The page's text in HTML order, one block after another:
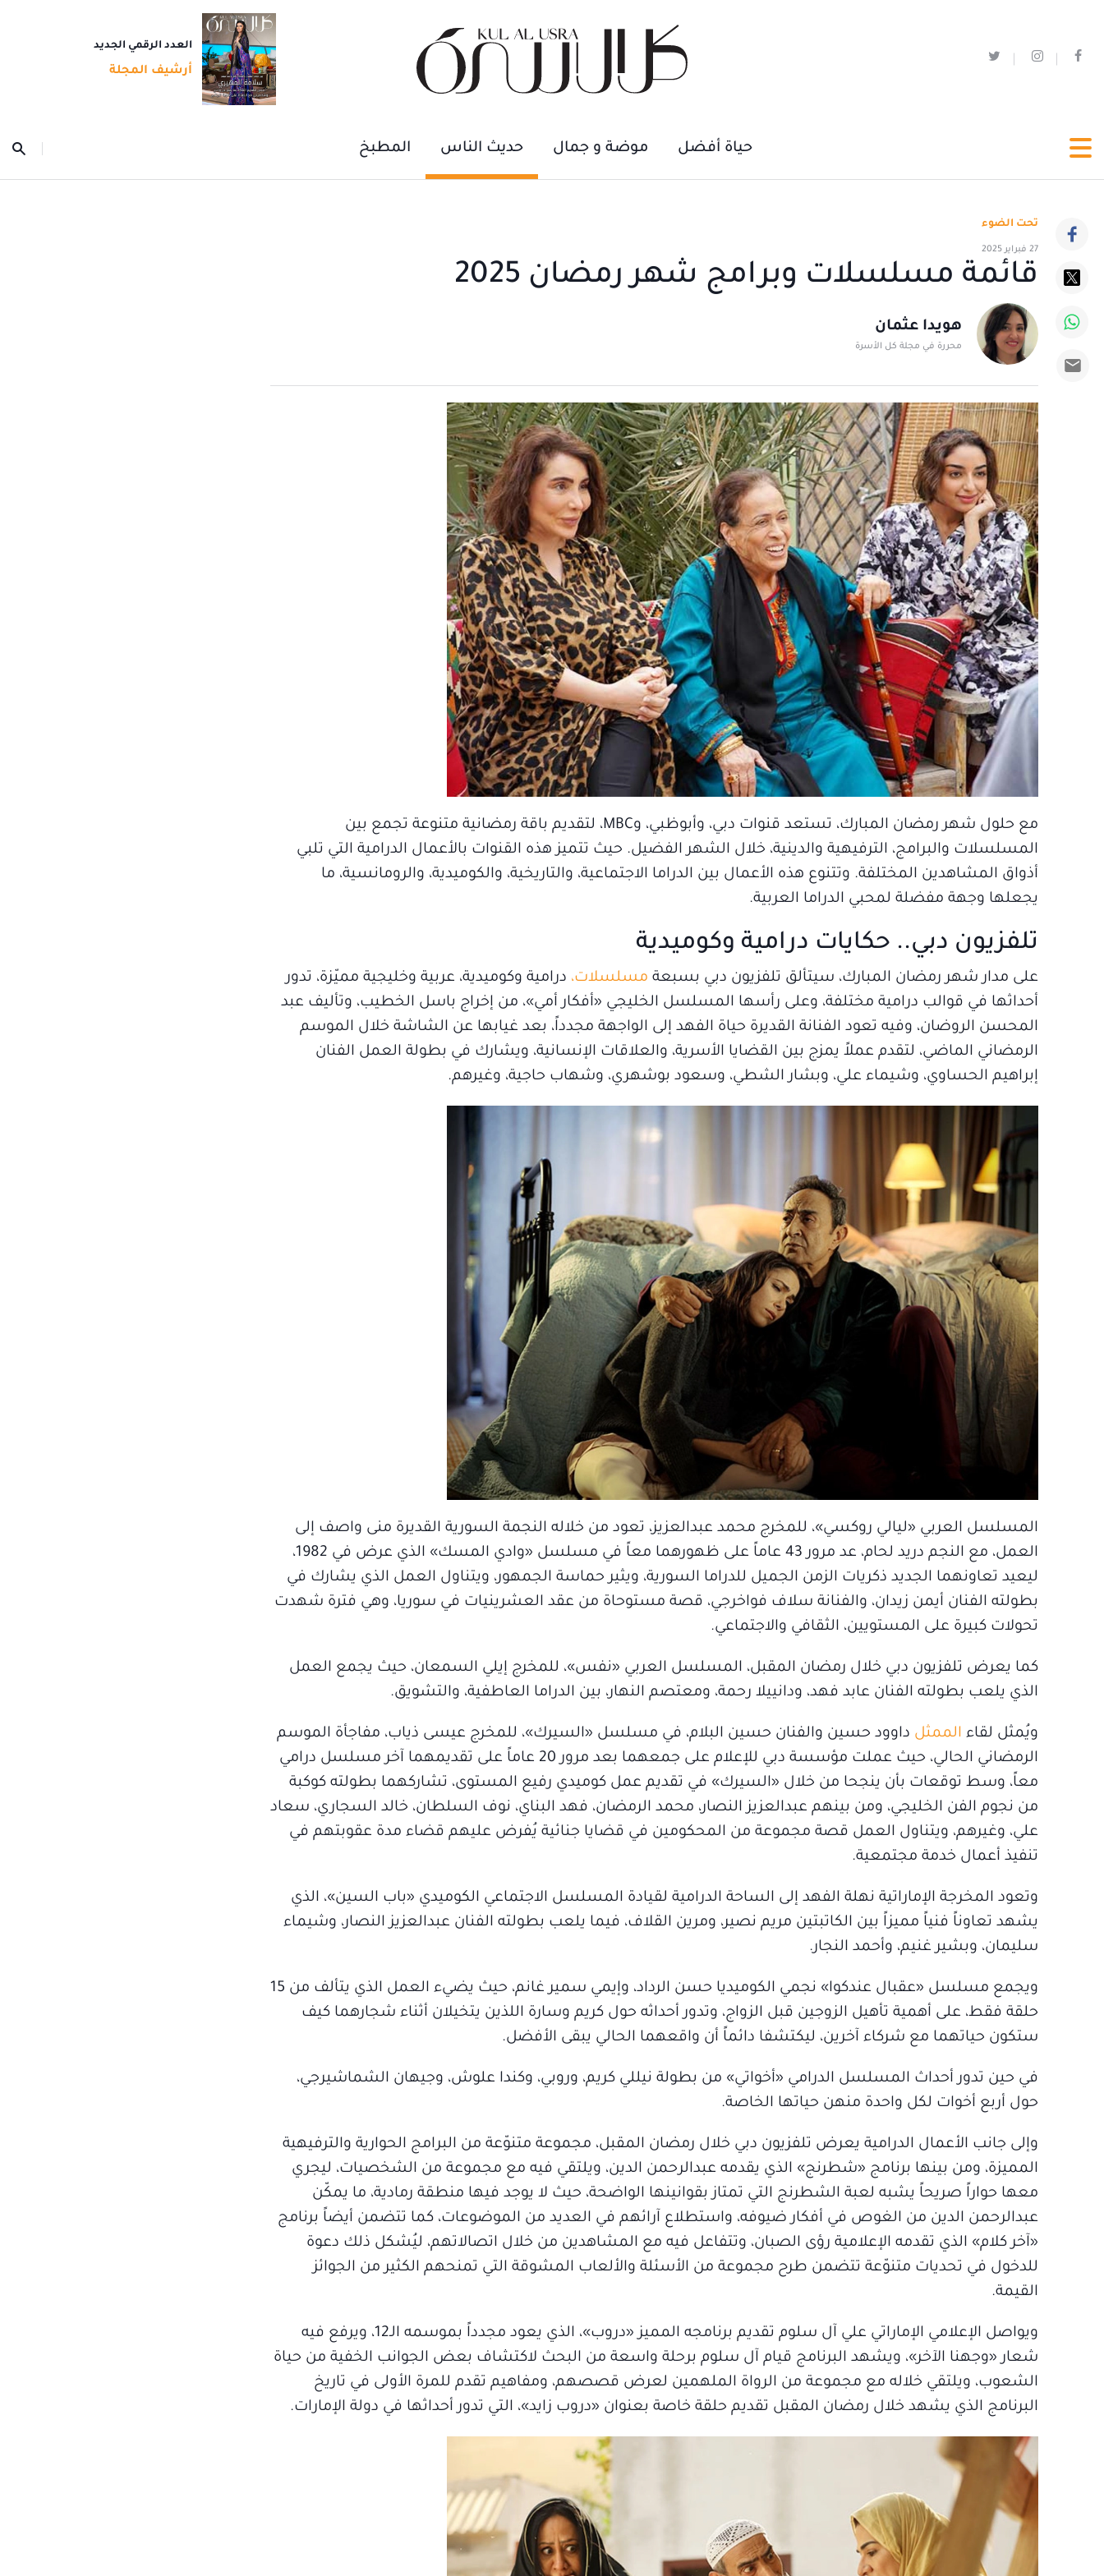
العدد الرقمي الجديد
أرشيف المجلة
حياة أفضل موضة و جمال حديث الناس المطبخ
تحت الضوء
27 فبراير 2025
قائمة مسلسلات وبرامج شهر رمضان 2025
هويدا عثمان
محررة في مجلة كل الأسرة
مع حلول شهر رمضان المبارك، تستعد قنوات دبي، وأبوظبي، وMBC، لتقديم باقة رمضانية متنوعة تجمع بين
المسلسلات والبرامج، الترفيهية والدينية، خلال الشهر الفضيل. حيث تتميز هذه القنوات بالأعمال الدرامية التي تلبي
أذواق المشاهدين المختلفة. وتتنوع هذه الأعمال بين الدراما الاجتماعية، والتاريخية، والكوميدية، والرومانسية، ما
يجعلها وجهة مفضلة لمحبي الدراما العربية.
تلفزيون دبي.. حكايات درامية وكوميدية
على مدار شهر رمضان المبارك، سيتألق تلفزيون دبي بسبعة مسلسلات، درامية وكوميدية، عربية وخليجية مميّزة، تدور
أحداثها في قوالب درامية مختلفة، وعلى رأسها المسلسل الخليجي «أفكار أمي»، من إخراج باسل الخطيب، وتأليف عبد
المحسن الروضان، وفيه تعود الفنانة القديرة حياة الفهد إلى الواجهة مجدداً، بعد غيابها عن الشاشة خلال الموسم
الرمضاني الماضي، لتقدم عملاً يمزج بين القضايا الأسرية، والعلاقات الإنسانية، ويشارك في بطولة العمل الفنان
إبراهيم الحساوي، وشيماء علي، وبشار الشطي، وسعود بوشهري، وشهاب حاجية، وغيرهم.
المسلسل العربي «ليالي روكسي»، للمخرج محمد عبدالعزيز، تعود من خلاله النجمة السورية القديرة منى واصف إلى
العمل، مع النجم دريد لحام، عد مرور 43 عاماً على ظهورهما معاً في مسلسل «وادي المسك» الذي عرض في 1982،
ليعيد تعاونهما الجديد ذكريات الزمن الجميل للدراما السورية، ويثير حماسة الجمهور، ويتناول العمل الذي يشارك في
بطولته الفنان أيمن زيدان، والفنانة سلاف فواخرجي، قصة مستوحاة من عقد العشرينيات في سوريا، وهي فترة شهدت
تحولات كبيرة على المستويين، الثقافي والاجتماعي.
كما يعرض تلفزيون دبي خلال رمضان المقبل، المسلسل العربي «نفس»، للمخرج إيلي السمعان، حيث يجمع العمل
الذي يلعب بطولته الفنان عابد فهد، ودانييلا رحمة، ومعتصم النهار، بين الدراما العاطفية، والتشويق.
ويُمثل لقاء الممثل داوود حسين والفنان حسين البلام، في مسلسل «السيرك»، للمخرج عيسى ذياب، مفاجأة الموسم
الرمضاني الحالي، حيث عملت مؤسسة دبي للإعلام على جمعهما بعد مرور 20 عاماً على تقديمهما آخر مسلسل درامي
معاً، وسط توقعات بأن ينجحا من خلال «السيرك» في تقديم عمل كوميدي رفيع المستوى، تشاركهما بطولته كوكبة
من نجوم الفن الخليجي، ومن بينهم عبدالعزيز النصار، محمد الرمضان، فهد البناي، نوف السلطان، خالد السجاري، سعاد
علي، وغيرهم، ويتناول العمل قصة مجموعة من المحكومين في قضايا جنائية يُفرض عليهم قضاء مدة عقوبتهم في
تنفيذ أعمال خدمة مجتمعية.
وتعود المخرجة الإماراتية نهلة الفهد إلى الساحة الدرامية لقيادة المسلسل الاجتماعي الكوميدي «باب السين»، الذي
يشهد تعاوناً فنياً مميزاً بين الكاتبتين مريم نصير، ومرين القلاف، فيما يلعب بطولته الفنان عبدالعزيز النصار، وشيماء
سليمان، وبشير غنيم، وأحمد النجار.
ويجمع مسلسل «عقبال عندكوا» نجمي الكوميديا حسن الرداد، وإيمي سمير غانم، حيث يضيء العمل الذي يتألف من 15
حلقة فقط، على أهمية تأهيل الزوجين قبل الزواج، وتدور أحداثه حول كريم وسارة اللذين يتخيلان أثناء شجارهما كيف
ستكون حياتهما مع شركاء آخرين، ليكتشفا دائماً أن واقعهما الحالي يبقى الأفضل.
في حين تدور أحداث المسلسل الدرامي «أخواتي» من بطولة نيللي كريم، وروبي، وكندا علوش، وجيهان الشماشيرجي،
حول أربع أخوات لكل واحدة منهن حياتها الخاصة.
وإلى جانب الأعمال الدرامية يعرض تلفزيون دبي خلال رمضان المقبل، مجموعة متنوّعة من البرامج الحوارية والترفيهية
المميزة، ومن بينها برنامج «شطرنج» الذي يقدمه عبدالرحمن الدين، ويلتقي فيه مع مجموعة من الشخصيات، ليجري
معها حواراً صريحاً يشبه لعبة الشطرنج التي تمتاز بقوانينها الواضحة، حيث لا يوجد فيها منطقة رمادية، ما يمكّن
عبدالرحمن الدين من الغوص في أفكار ضيوفه، واستطلاع آرائهم في العديد من الموضوعات، كما تتضمن أيضاً برنامج
«آخر كلام» الذي تقدمه الإعلامية رؤى الصبان، وتتفاعل فيه مع المشاهدين من خلال اتصالاتهم، ليُشكل ذلك دعوة
للدخول في تحديات متنوّعة تتضمن طرح مجموعة من الأسئلة والألعاب المشوقة التي تمنحهم الكثير من الجوائز
القيمة.
ويواصل الإعلامي الإماراتي علي آل سلوم تقديم برنامجه المميز «دروب»، الذي يعود مجدداً بموسمه الـ12، ويرفع فيه
شعار «وجهنا الآخر»، ويشهد البرنامج قيام آل سلوم برحلة واسعة من البحث لاكتشاف بعض الجوانب الخفية من حياة
الشعوب، ويلتقي خلاله مع مجموعة من الرواة الملهمين لعرض قصصهم، ومفاهيم تقدم للمرة الأولى في تاريخ
البرنامج الذي يشهد خلال رمضان المقبل تقديم حلقة خاصة بعنوان «دروب زايد»، التي تدور أحداثها في دولة الإمارات.